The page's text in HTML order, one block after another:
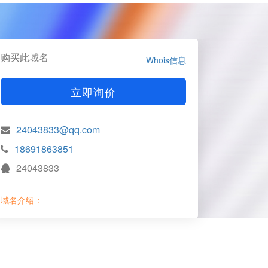
购买此域名 Whois信息
立即询价
24043833@qq.com
18691863851
24043833
域名介绍：